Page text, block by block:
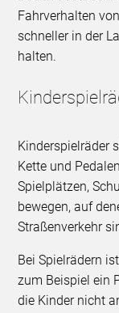
Fahrverhalten
schneller in der
halten.
Kinderspielräder
Kette und
Spielplätzen,
bewegen, auf
Straßenverkehr
Bei Spielrädern
zum Beispiel ein
die Kinder nicht